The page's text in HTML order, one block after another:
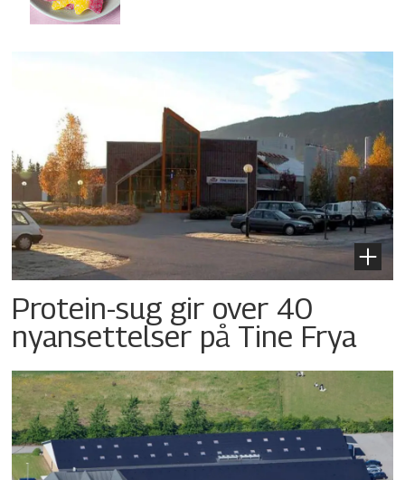
Protein-sug gir over 40
nyansettelser på Tine Frya